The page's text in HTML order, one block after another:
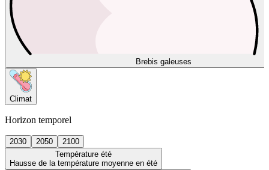
Brebis galeuses
Climat
Horizon temporel
2030 2050
2100
Température été
Hausse de la température moyenne en été